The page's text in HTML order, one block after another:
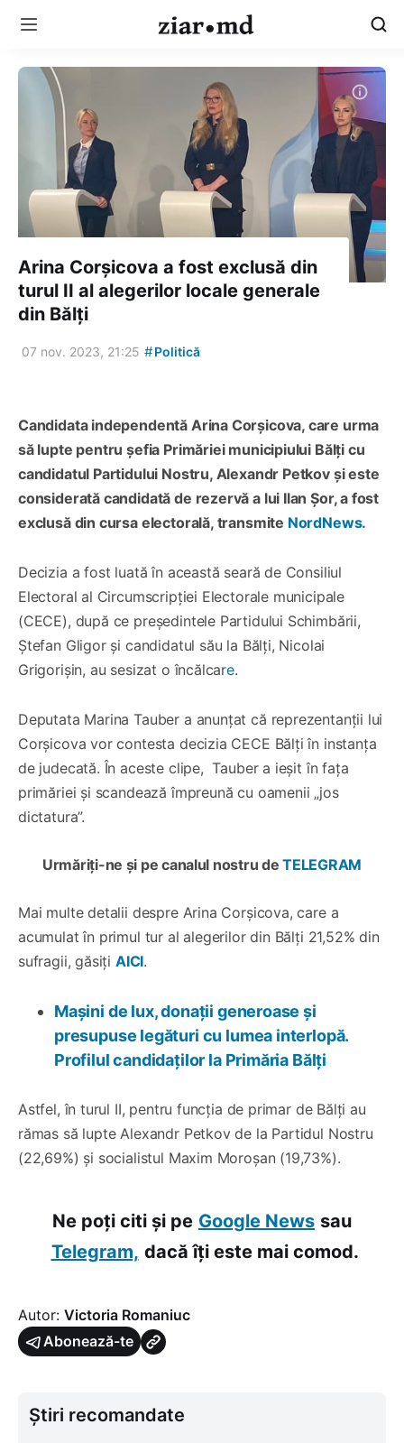
Arina Corșicova a fost exclusă din
turul II al alegerilor locale generale
din Bălți
07 nov. 2023, 21:25 #Politică
Candidata independentă Arina Corșicova, care urma
să lupte pentru șefia Primăriei municipiului Bălți cu
candidatul Partidului Nostru, Alexandr Petkov și este
considerată candidată de rezervă a lui Ilan Șor, a fost
exclusă din cursa electorală, transmite NordNews.
Decizia a fost luată în această seară de Consiliul
Electoral al Circumscripției Electorale municipale
(CECE), după ce președintele Partidului Schimbării,
Ștefan Gligor și candidatul său la Bălți, Nicolai
Grigorișin, au sesizat o încălcare.
Deputata Marina Tauber a anunțat că reprezentanții lui
Corșicova vor contesta decizia CECE Bălți în instanța
de judecată. În aceste clipe, Tauber a ieșit în fața
primăriei și scandează împreună cu oamenii „jos
dictatura”.
Urmăriți-ne și pe canalul nostru de TELEGRAM
Mai multe detalii despre Arina Corșicova, care a
acumulat în primul tur al alegerilor din Bălți 21,52% din
sufragii, găsiți AICI.
Mașini de lux, donații generoase și
presupuse legături cu lumea interlopă.
Profilul candidaților la Primăria Bălți
Astfel, în turul II, pentru funcția de primar de Bălți au
rămas să lupte Alexandr Petkov de la Partidul Nostru
(22,69%) și socialistul Maxim Moroșan (19,73%).
Ne poți citi și pe Google News sau
Telegram, dacă îți este mai comod.
Autor: Victoria Romaniuc
Abonează-te
Știri recomandate